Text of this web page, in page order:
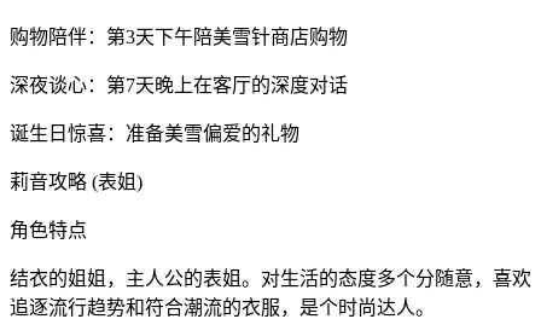
购物陪伴：第3天下午陪美雪针商店购物
深夜谈心：第7天晚上在客厅的深度对话
诞生日惊喜：准备美雪偏爱的礼物
莉音攻略 (表姐)
角色特点
结衣的姐姐，主人公的表姐。对生活的态度多个分随意，喜欢
追逐流行趋势和符合潮流的衣服，是个时尚达人。